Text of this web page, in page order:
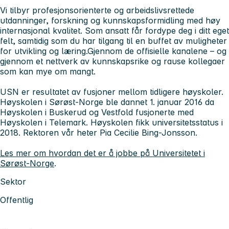
Vi tilbyr profesjonsorienterte og arbeidslivsrettede
utdanninger, forskning og kunnskapsformidling med høy
internasjonal kvalitet. Som ansatt får fordype deg i ditt eget
felt, samtidig som du har tilgang til en buffet av muligheter
for utvikling og læring.Gjennom de offisielle kanalene – og
gjennom et nettverk av kunnskapsrike og rause kollegaer
som kan mye om mangt.
USN er resultatet av fusjoner mellom tidligere høyskoler.
Høyskolen i Sørøst-Norge ble dannet 1. januar 2016 da
Høyskolen i Buskerud og Vestfold fusjonerte med
Høyskolen i Telemark. Høyskolen fikk universitetsstatus i
2018. Rektoren vår heter Pia Cecilie Bing-Jonsson.
Les mer om hvordan det er å jobbe på Universitetet i
Sørøst-Norge.
Sektor
Offentlig